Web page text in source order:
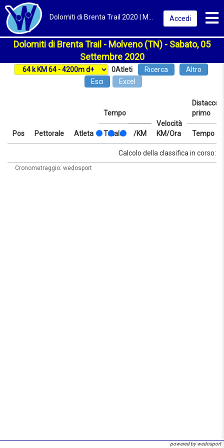
Accedi
Dolomiti di Brenta Trail - Molveno (TN) - Sabato, 05
Settembre 2020
0Atleti Ricerca
Altro
Esci
Excel
Pos Pettorale Atleta
Tempo
Velocità
KM/Ora
Distacco
primo
Totale /KM
Tempo
Tempo
Velocità
Totale /KM
Calcolo della classifica in corso:
Cronometraggio: wedosport
powered by wedosport